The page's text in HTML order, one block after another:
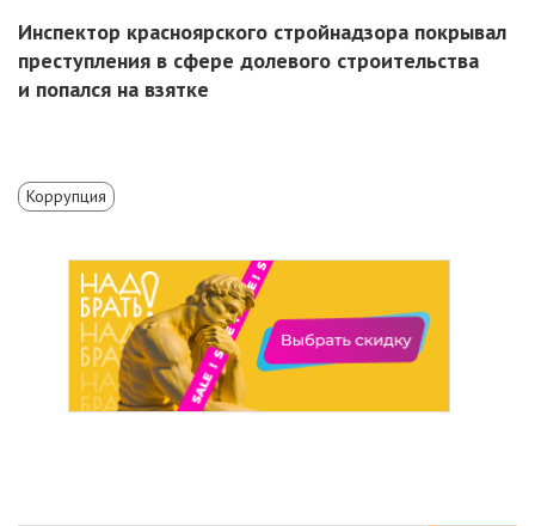
Инспектор красноярского стройнадзора покрывал
преступления в сфере долевого строительства
и попался на взятке
Коррупция